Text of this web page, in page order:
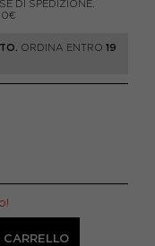
DI SPEDIZIONE.
ORDINA ENTRO 19